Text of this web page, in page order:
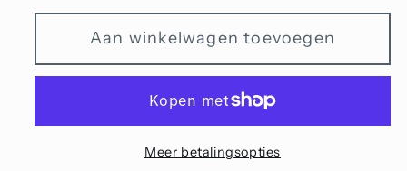
voor
Unique
2024
voor
Unique
2024
Kraal
Aan winkelwagen toevoegen
Meer betalingsopties